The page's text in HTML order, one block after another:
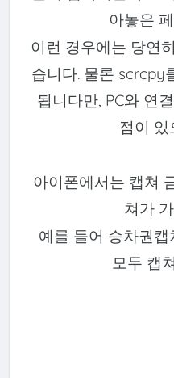
아놓은
이런 경우에는 당연
습니다. 물론 scrcpy
됩니다만, PC와 연
점이 있
아이폰에서는 캡쳐
쳐가
예를 들어 승차권
모두 캡